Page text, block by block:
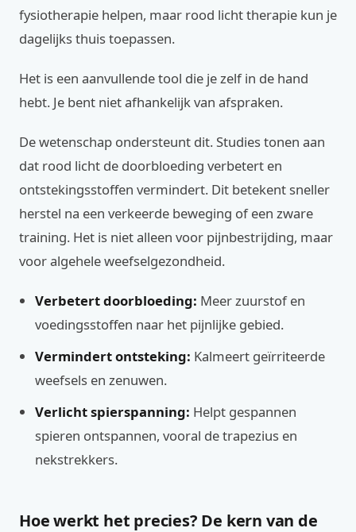
fysiotherapie helpen, maar rood licht therapie kun je
dagelijks thuis toepassen.
Het is een aanvullende tool die je zelf in de hand
hebt. Je bent niet afhankelijk van afspraken.
De wetenschap ondersteunt dit. Studies tonen aan
dat rood licht de doorbloeding verbetert en
ontstekingsstoffen vermindert. Dit betekent sneller
herstel na een verkeerde beweging of een zware
training. Het is niet alleen voor pijnbestrijding, maar
voor algehele weefselgezondheid.
Verbetert doorbloeding: Meer zuurstof en
voedingsstoffen naar het pijnlijke gebied.
Vermindert ontsteking: Kalmeert geïrriteerde
weefsels en zenuwen.
Verlicht spierspanning: Helpt gespannen
spieren ontspannen, vooral de trapezius en
nekstrekkers.
Hoe werkt het precies? De kern van de